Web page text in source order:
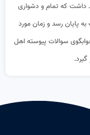
داشت که تمام و دشواری
پایان رسد و زمان مورد
سوالات پیوسته اهل